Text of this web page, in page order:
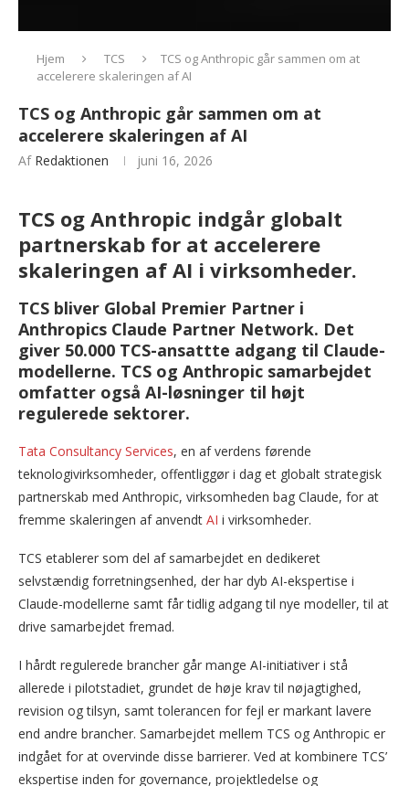
Hjem TCS
TCS og Anthropic går sammen om at
accelerere skaleringen af AI
TCS og Anthropic går sammen om at
accelerere skaleringen af AI
Af Redaktionen juni 16, 2026
TCS og Anthropic indgår globalt
partnerskab for at accelerere
skaleringen af AI i virksomheder.
TCS bliver Global Premier Partner i
Anthropics Claude Partner Network. Det
giver 50.000 TCS-ansattte adgang til Claude-
modellerne. TCS og Anthropic samarbejdet
omfatter også AI-løsninger til højt
regulerede sektorer.
Tata Consultancy Services, en af verdens førende
teknologivirksomheder, offentliggør i dag et globalt strategisk
partnerskab med Anthropic, virksomheden bag Claude, for at
fremme skaleringen af anvendt AI i virksomheder.
TCS etablerer som del af samarbejdet en dedikeret
selvstændig forretningsenhed, der har dyb AI-ekspertise i
Claude-modellerne samt får tidlig adgang til nye modeller, til at
drive samarbejdet fremad.
I hårdt regulerede brancher går mange AI-initiativer i stå
allerede i pilotstadiet, grundet de høje krav til nøjagtighed,
revision og tilsyn, samt tolerancen for fejl er markant lavere
end andre brancher. Samarbejdet mellem TCS og Anthropic er
indgået for at overvinde disse barrierer. Ved at kombinere TCS’
ekspertise inden for governance, projektledelse og